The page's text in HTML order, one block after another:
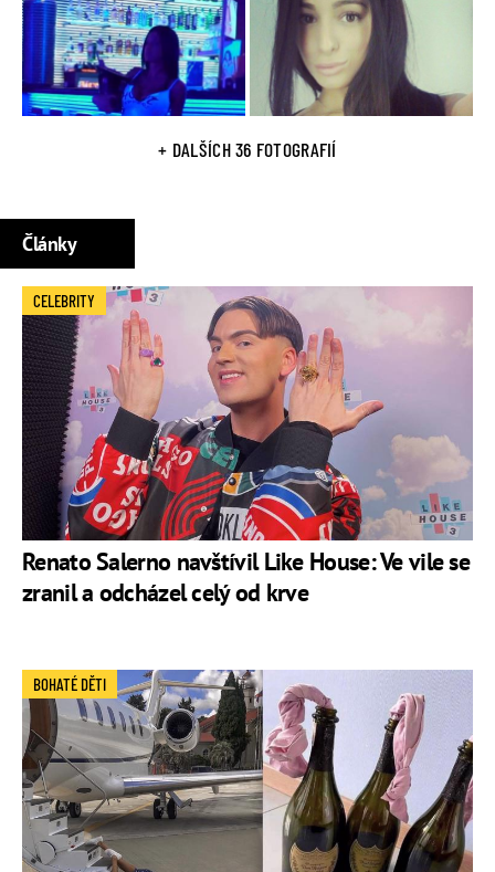
+ DALŠÍCH 36 FOTOGRAFIÍ
Články
Renato Salerno navštívil Like House: Ve vile se
zranil a odcházel celý od krve
CELEBRITY
BOHATÉ DĚTI